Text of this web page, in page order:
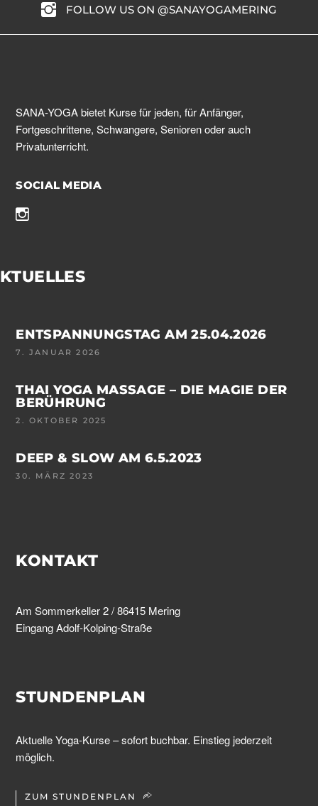
FOLLOW US ON @SANAYOGAMERING
SANA-YOGA bietet Kurse für jeden, für Anfänger,
Fortgeschrittene, Schwangere, Senioren oder auch
Privatunterricht.
SOCIAL MEDIA
ENTSPANNUNGSTAG AM 25.04.2026
7. JANUAR 2026
THAI YOGA MASSAGE – DIE MAGIE DER
BERÜHRUNG
2. OKTOBER 2025
DEEP & SLOW AM 6.5.2023
30. MÄRZ 2023
KONTAKT
Am Sommerkeller 2 / 86415 Mering
Eingang Adolf-Kolping-Straße
STUNDENPLAN
Aktuelle Yoga-Kurse – sofort buchbar. Einstieg jederzeit
möglich.
ZUM STUNDENPLAN